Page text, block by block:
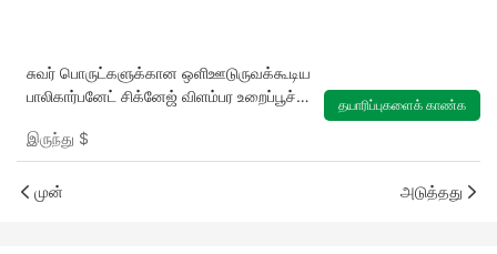
சுவர் பொருட்களுக்கான ஒளிஊடுருவக்கூடிய
பாலிகார்பனேட் சிக்னேஜ் விளம்பர உறைப்பூச்சு
இருந்து $
தயாரிப்புகளைக் காண்க
முன் அடுத்தது